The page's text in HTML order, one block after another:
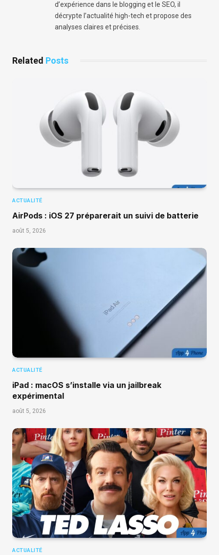
d’expérience dans le blogging et le SEO, il
décrypte l’actualité high-tech et propose des
analyses claires et précises.
Related Posts
ACTUALITÉ
AirPods : iOS 27 préparerait un suivi de batterie
août 5, 2026
ACTUALITÉ
iPad : macOS s’installe via un jailbreak
expérimental
août 5, 2026
ACTUALITÉ